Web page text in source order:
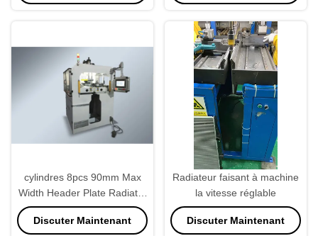
cylindres 8pcs 90mm Max
Width Header Plate Radiator
faisant la machine pour le
réservoir de radiateur
Discuter Maintenant
Radiateur faisant à machine
la vitesse réglable
Discuter Maintenant